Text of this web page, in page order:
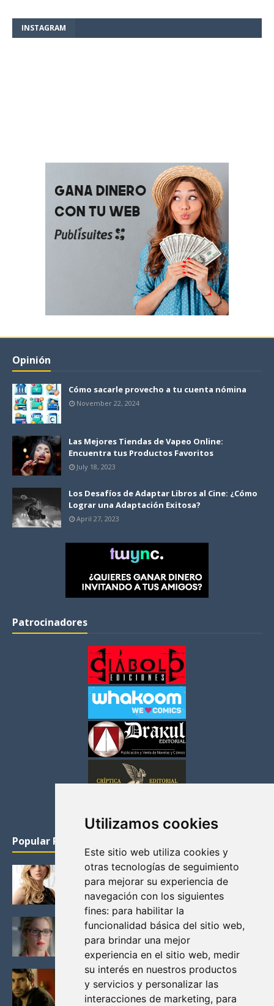
Utilizamos cookies
Este sitio web utiliza cookies y
otras tecnologías de seguimiento
para mejorar su experiencia de
navegación con los siguientes
fines: para habilitar la
funcionalidad básica del sitio web,
para brindar una mejor
experiencia en el sitio web, medir
su interés en nuestros productos
y servicios y personalizar las
interacciones de marketing, para
INSTAGRAM
Opinión
Cómo sacarle provecho a tu cuenta nómina
November 22, 2024
Las Mejores Tiendas de Vapeo Online:
Encuentra tus Productos Favoritos
July 18, 2023
Los Desafíos de Adaptar Libros al Cine: ¿Cómo
Lograr una Adaptación Exitosa?
April 27, 2023
Patrocinadores
Popular Posts
KATHERYN WINNICK: LA ACTRIZ MAS GUAPA DE
VIKINGOS
Junio 14, 2013
FELICITY (EMILY BETT RICKARDS), LAS FOTOS
MAS BONITAS DE LA ALIADA DE ARROW
Noviembre 30, 2013
BLACK MIRROR: TODA TU HISTORIA. EPISODIO 3.
LA CRITICA
Mayo 17, 2012